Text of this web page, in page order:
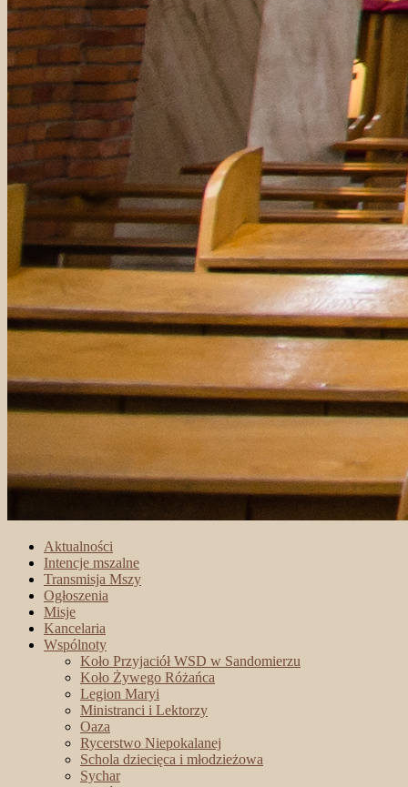
Aktualności
Intencje mszalne
Transmisja Mszy
Ogłoszenia
Misje
Kancelaria
Wspólnoty
Koło Przyjaciół WSD w Sandomierzu
Koło Żywego Różańca
Legion Maryi
Ministranci i Lektorzy
Oaza
Rycerstwo Niepokalanej
Schola dziecięca i młodzieżowa
Sychar